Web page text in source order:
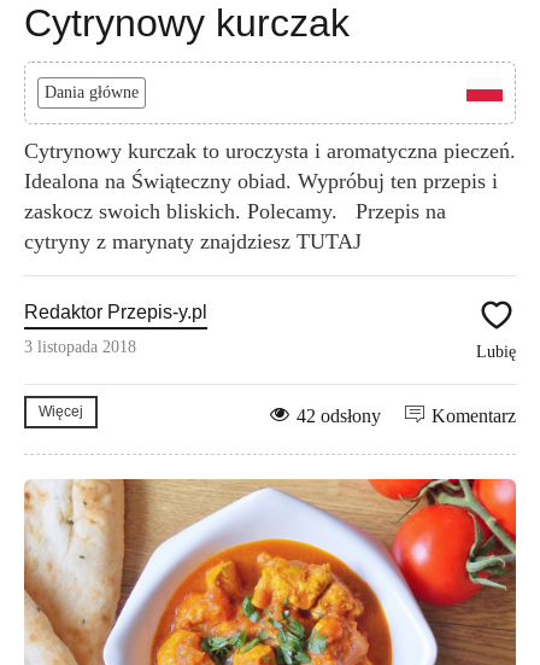
Cytrynowy kurczak
Dania główne
Cytrynowy kurczak to uroczysta i aromatyczna pieczeń.
Idealona na Świąteczny obiad. Wypróbuj ten przepis i
zaskocz swoich bliskich. Polecamy. Przepis na
cytryny z marynaty znajdziesz TUTAJ
Redaktor Przepis-y.pl
3 listopada 2018 Lubię
Więcej Komentarz
42 odsłony